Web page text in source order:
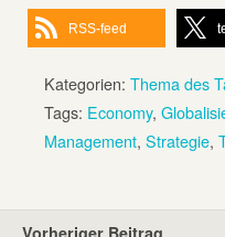
RSS-feed
Kategorien: Thema des
Tags: Economy,
Management, Strategie,